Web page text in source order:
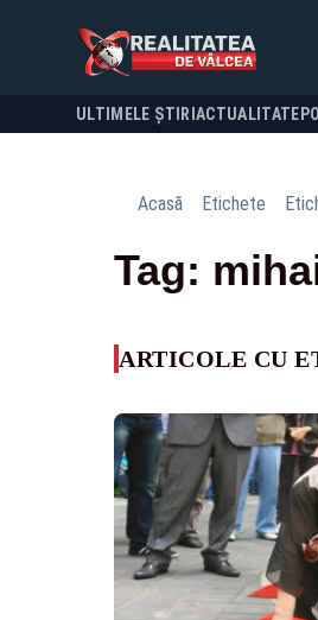
ULTIMELE ȘTIRI ACTUALITATE
Acasă Etichete
Tag:
ARTICOLE CU